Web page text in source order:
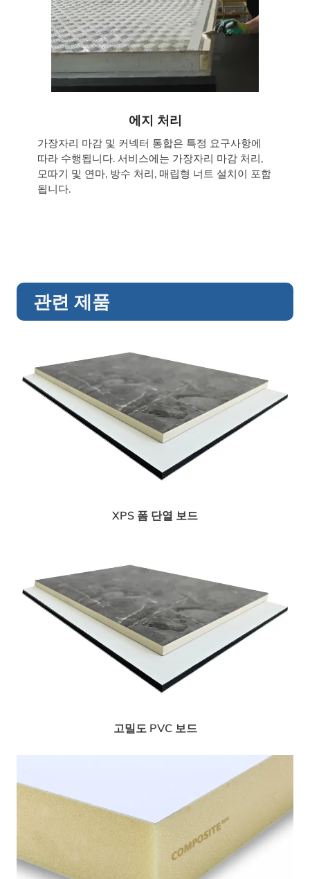
에지 처리
가장자리 마감 및 커넥터 통합은 특정 요구사항에
따라 수행됩니다. 서비스에는 가장자리 마감 처리,
모따기 및 연마, 방수 처리, 매립형 너트 설치이 포함
됩니다.
관련 제품
XPS 폼 단열 보드
고밀도 PVC 보드